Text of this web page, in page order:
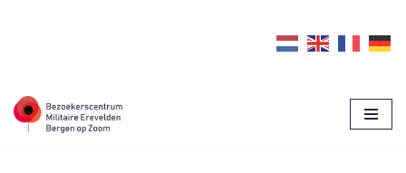
de
inhoud